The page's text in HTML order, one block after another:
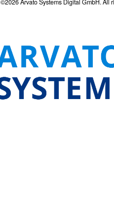
©2026 Arvato Systems Digital GmbH. All